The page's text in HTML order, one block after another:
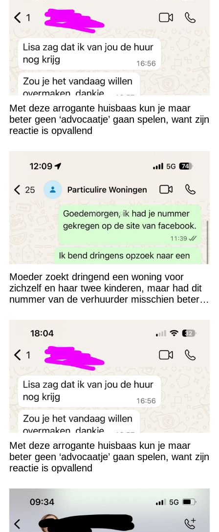
Met deze arrogante huisbaas kun je maar
beter geen ‘advocaatje’ gaan spelen, want zijn
reactie is opvallend
Moeder zoekt dringend een woning voor
zichzelf en haar twee kinderen, maar had dit
nummer van de verhuurder misschien beter
Met deze arrogante huisbaas kun je maar
beter geen ‘advocaatje’ gaan spelen, want zijn
reactie is opvallend